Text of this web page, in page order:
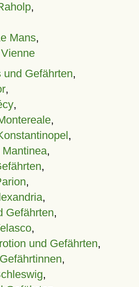
,
Mans,
und Gefährten,
,
,
,
,
,
,
,
,
Gefährten,
,
und Gefährten,
,
,